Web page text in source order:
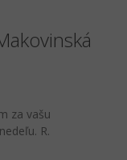
za vašu
R.